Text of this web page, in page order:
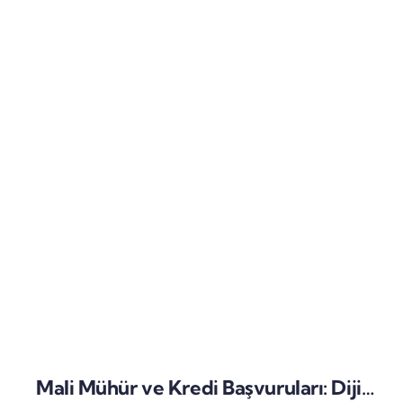
Mali Mühür ve Kredi Başvuruları: Dijital Onay Süreçlerinin Güvenliği